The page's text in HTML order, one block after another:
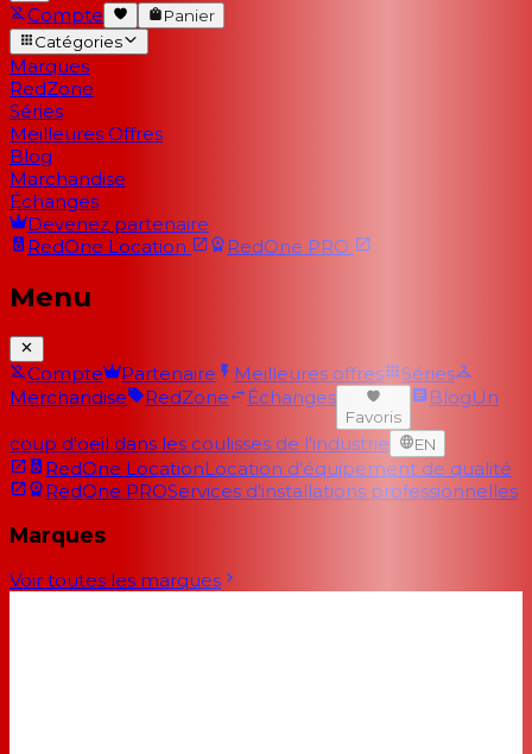
Compte
Panier
Catégories
Marques
RedZone
Séries
Meilleures Offres
Blog
Marchandise
Échanges
Devenez partenaire
RedOne Location RedOne PRO
Menu
Compte Partenaire Meilleures offres
Séries
Merchandise
RedZone Échanges
Favoris
BlogUn
coup d'oeil dans les coulisses de l'industrie EN
RedOne LocationLocation d'équipement de qualité
RedOne PROServices d'installations professionnelles
Marques
Voir toutes les marques